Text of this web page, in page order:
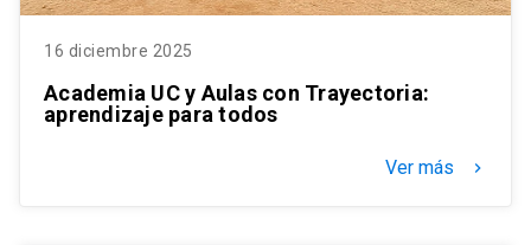
16 diciembre 2025
Academia UC y Aulas con Trayectoria:
aprendizaje para todos
Ver más keyboard_arrow_right